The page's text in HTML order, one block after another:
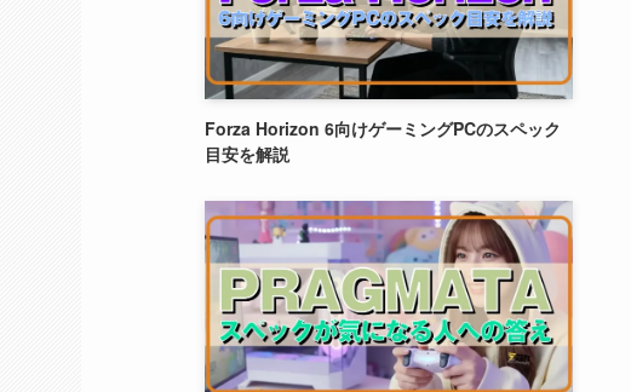
Forza Horizon 6向けゲーミングPCのスペック
目安を解説